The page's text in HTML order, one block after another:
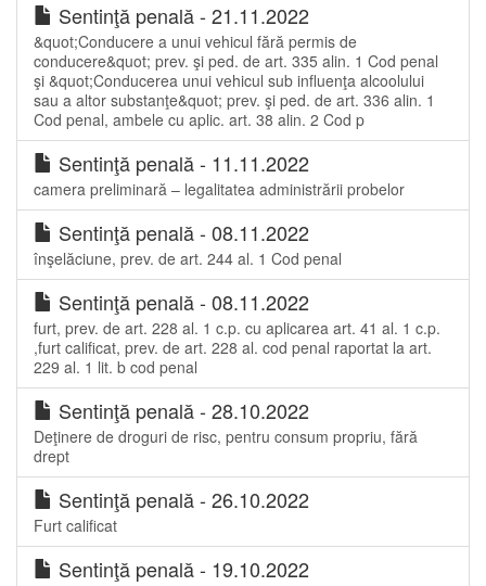
Sentinţă penală - 21.11.2022
&quot;Conducere a unui vehicul fără permis de
conducere&quot; prev. şi ped. de art. 335 alin. 1 Cod penal
şi &quot;Conducerea unui vehicul sub influenţa alcoolului
sau a altor substanţe&quot; prev. şi ped. de art. 336 alin. 1
Cod penal, ambele cu aplic. art. 38 alin. 2 Cod p
Sentinţă penală - 11.11.2022
camera preliminară – legalitatea administrării probelor
Sentinţă penală - 08.11.2022
înşelăciune, prev. de art. 244 al. 1 Cod penal
Sentinţă penală - 08.11.2022
furt, prev. de art. 228 al. 1 c.p. cu aplicarea art. 41 al. 1 c.p.
,furt calificat, prev. de art. 228 al. cod penal raportat la art.
229 al. 1 lit. b cod penal
Sentinţă penală - 28.10.2022
Deţinere de droguri de risc, pentru consum propriu, fără
drept
Sentinţă penală - 26.10.2022
Furt calificat
Sentinţă penală - 19.10.2022